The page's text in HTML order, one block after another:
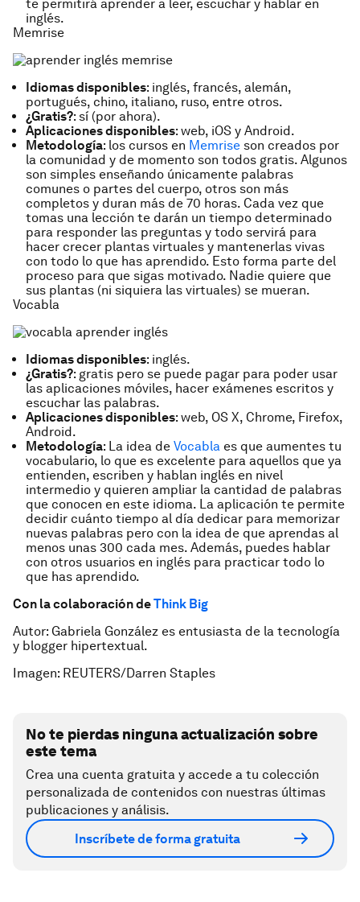
te permitirá aprender a leer, escuchar y hablar en
inglés.
Memrise
Idiomas disponibles: inglés, francés, alemán,
portugués, chino, italiano, ruso, entre otros.
¿Gratis?: sí (por ahora).
Aplicaciones disponibles: web, iOS y Android.
Metodología: los cursos en Memrise son creados por
la comunidad y de momento son todos gratis. Algunos
son simples enseñando únicamente palabras
comunes o partes del cuerpo, otros son más
completos y duran más de 70 horas. Cada vez que
tomas una lección te darán un tiempo determinado
para responder las preguntas y todo servirá para
hacer crecer plantas virtuales y mantenerlas vivas
con todo lo que has aprendido. Esto forma parte del
proceso para que sigas motivado. Nadie quiere que
sus plantas (ni siquiera las virtuales) se mueran.
Vocabla
Idiomas disponibles: inglés.
¿Gratis?: gratis pero se puede pagar para poder usar
las aplicaciones móviles, hacer exámenes escritos y
escuchar las palabras.
Aplicaciones disponibles: web, OS X, Chrome, Firefox,
Android.
Metodología: La idea de Vocabla es que aumentes tu
vocabulario, lo que es excelente para aquellos que ya
entienden, escriben y hablan inglés en nivel
intermedio y quieren ampliar la cantidad de palabras
que conocen en este idioma. La aplicación te permite
decidir cuánto tiempo al día dedicar para memorizar
nuevas palabras pero con la idea de que aprendas al
menos unas 300 cada mes. Además, puedes hablar
con otros usuarios en inglés para practicar todo lo
que has aprendido.
Con la colaboración deThink Big
Autor: Gabriela González es entusiasta de la tecnología
y blogger hipertextual.
Imagen: REUTERS/Darren Staples
No te pierdas ninguna actualización sobre
este tema
Crea una cuenta gratuita y accede a tu colección
personalizada de contenidos con nuestras últimas
publicaciones y análisis.
Inscríbete de forma gratuita